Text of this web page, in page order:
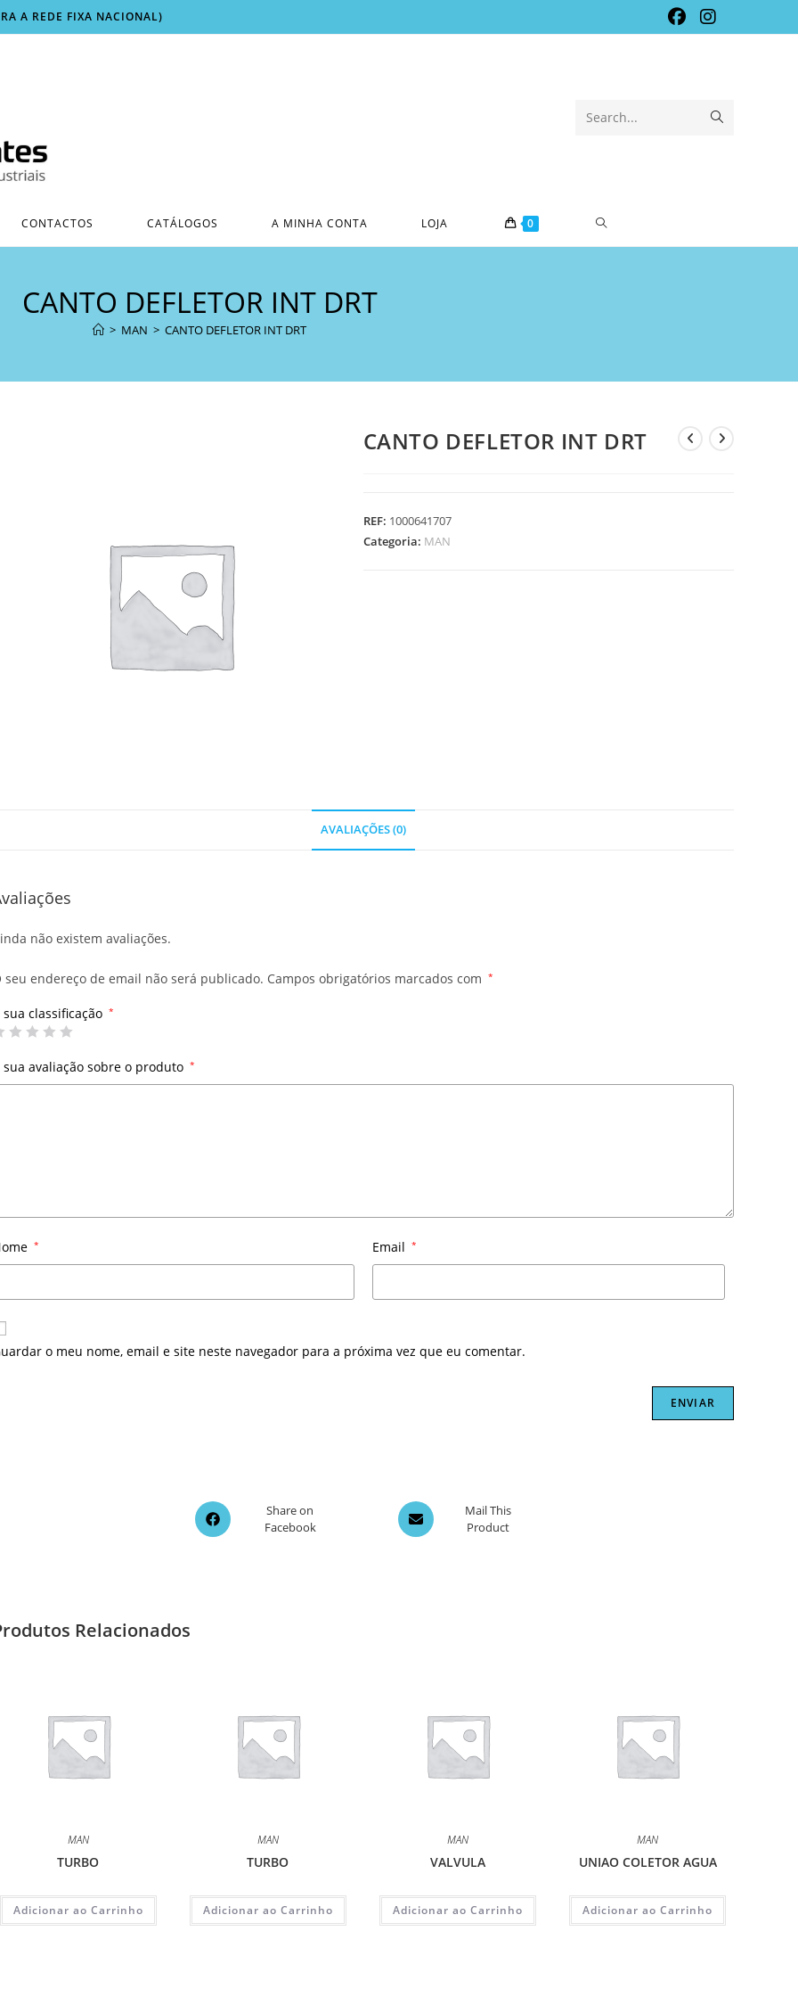
A REDE FIXA NACIONAL)
Search...
CONTACTOS CATÁLOGOS A MINHA CONTA LOJA 0 TOGGLE
CANTO DEFLETOR INT DRT
> MAN > CANTO DEFLETOR INT DRT
CANTO DEFLETOR INT DRT
REF: 1000641707
Categoria: MAN
AVALIAÇÕES (0)
não existem avaliações.
seu endereço de email não será publicado. Campos obrigatórios marcados com *
sua classificação *
sua avaliação sobre o produto *
* Email *
o meu nome, email e site neste navegador para a próxima vez que eu comentar.
Opens
in
Share on
Facebook
Opens
in
Mail This
Product
Relacionados
MAN
TURBO
Adicionar ao Carrinho
MAN
TURBO
Adicionar ao Carrinho
MAN
VALVULA
Adicionar ao Carrinho
MAN
UNIAO COLETOR AGUA
Adicionar ao Carrinho